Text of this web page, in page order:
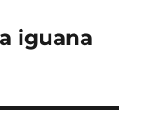
iguana